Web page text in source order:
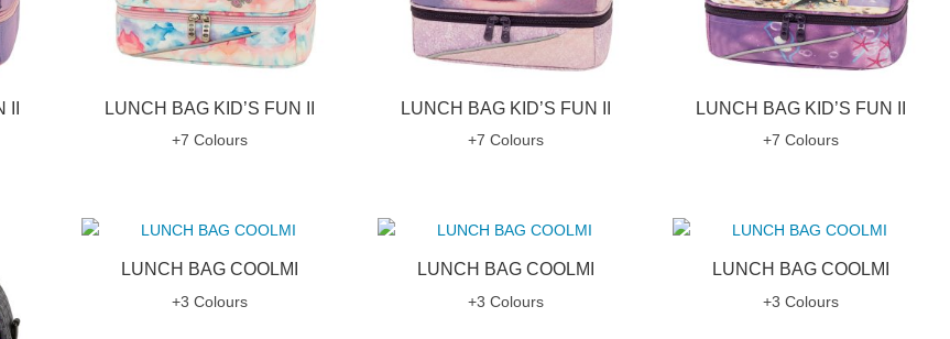
LUNCH BAG KID’S FUN II
+7 Colours
LUNCH BAG KID’S FUN II
+7 Colours
LUNCH BAG KID’S FUN II
+7 Colours
LUNCH BAG COOLMI
+3 Colours
LUNCH BAG COOLMI
+3 Colours
LUNCH BAG COOLMI
+3 Colours